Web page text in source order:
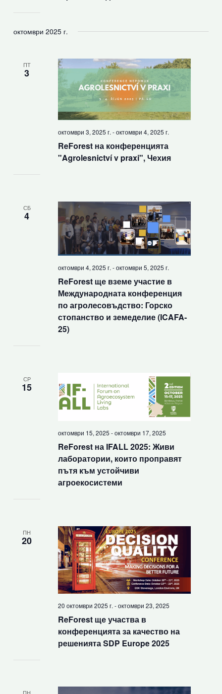
октомври 2025 г.
ПТ
3
ReForest на конференцията
"Agrolesnictví v praxi", Чехия
октомври 3, 2025 г. -октомври 4, 2025 г.
СБ
4
ReForest ще вземе участие в
Международната конференция
по агролесовъдство: Горско
стопанство и земеделие (ICAFA-
25)
октомври 4, 2025 г. -октомври 5, 2025 г.
СР
15
ReForest на IFALL 2025: Живи
лаборатории, които проправят
пътя към устойчиви
агроекосистеми
октомври 15, 2025 -октомври 17, 2025
ПН
20
ReForest ще участва в
конференцията за качество на
решенията SDP Europe 2025
20 октомври 2025 г. -октомври 23, 2025